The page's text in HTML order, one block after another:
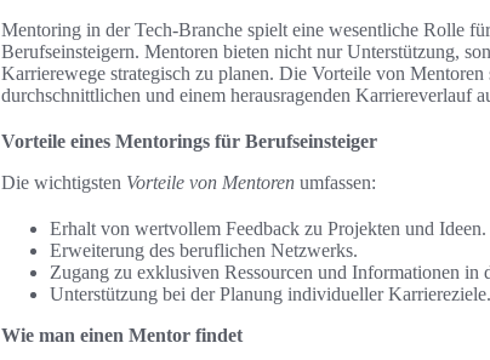
Mentoring in der Tech-Branche spielt eine wesentliche Rolle
Berufseinsteigern. Mentoren bieten nicht nur Unterstützung,
Karrierewege strategisch zu planen. Die Vorteile von
durchschnittlichen und einem herausragenden Karriereverlauf
Vorteile eines Mentorings für Berufseinsteiger
Die wichtigsten Vorteile von Mentoren umfassen:
Erhalt von wertvollem Feedback zu Projekten und Ideen.
Erweiterung des beruflichen Netzwerks.
Zugang zu exklusiven Ressourcen und Informationen in
Unterstützung bei der Planung individueller Karriereziele.
Wie man einen Mentor findet